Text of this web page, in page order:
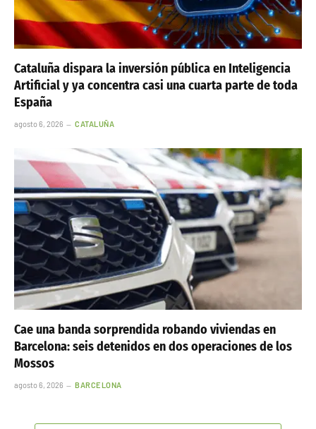
Cataluña dispara la inversión pública en Inteligencia
Artificial y ya concentra casi una cuarta parte de toda
España
agosto 6, 2026 CATALUÑA
Cae una banda sorprendida robando viviendas en
Barcelona: seis detenidos en dos operaciones de los
Mossos
agosto 6, 2026 BARCELONA